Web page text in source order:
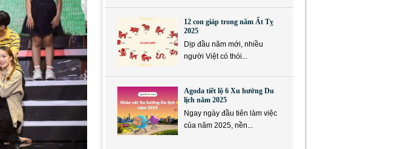
12 con giáp trong năm Ất Tỵ
2025
Dịp đầu năm mới, nhiều
người Việt có thói...
Agoda tiết lộ 6 Xu hướng Du
lịch năm 2025
Ngay ngày đầu tiên làm việc
của năm 2025, nền...